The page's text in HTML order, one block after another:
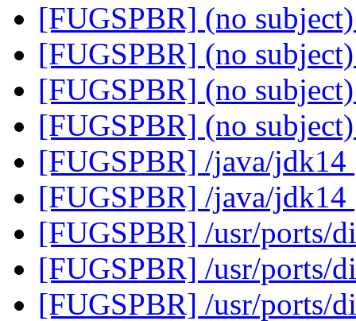
[FUGSPBR] (no
[FUGSPBR] (no
[FUGSPBR] (no
[FUGSPBR] (no
[FUGSPBR] /java/jdk14
[FUGSPBR] /java/jdk14
[FUGSPBR] /usr/ports/
[FUGSPBR] /usr/ports/
[FUGSPBR] /usr/ports/